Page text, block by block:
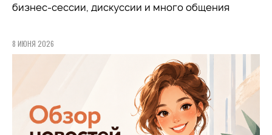
бизнес-сессии, дискуссии и много общения
8 ИЮНЯ 2026